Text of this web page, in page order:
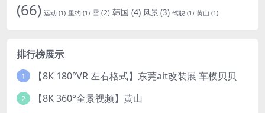
(66) 运动 (1) 里约 (1) 雪(2) 韩国 (4) 风景(3) 驾驶 (1) 黄山 (1)
排行榜展示
1 【8K 180°VR 左右格式】东莞ait改装展 车模贝贝
2 【8K 360°全景视频】黄山